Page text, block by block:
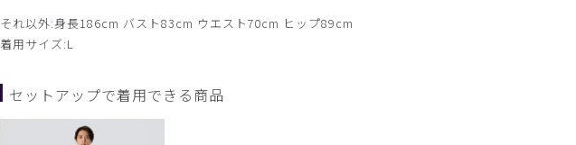
それ以外:身長186cm バスト83cm ウエスト70cm ヒップ89cm
着用サイズ:L
セットアップで着用できる商品